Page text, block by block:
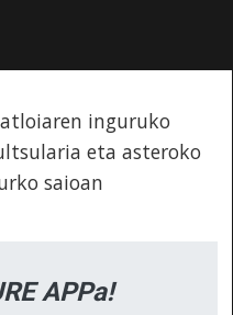
inguruko
eta asteroko
saioan
APPa!